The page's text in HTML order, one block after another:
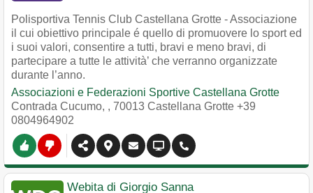
Polisportiva Tennis Club Castellana Grotte - Associazione
il cui obiettivo principale é quello di promuovere lo sport ed
i suoi valori, consentire a tutti, bravi e meno bravi, di
partecipare a tutte le attività’ che verranno organizzate
durante l’anno.
Associazioni e Federazioni Sportive Castellana Grotte
Contrada Cucumo, , 70013 Castellana Grotte +39
0804964902
Webita di Giorgio Sanna